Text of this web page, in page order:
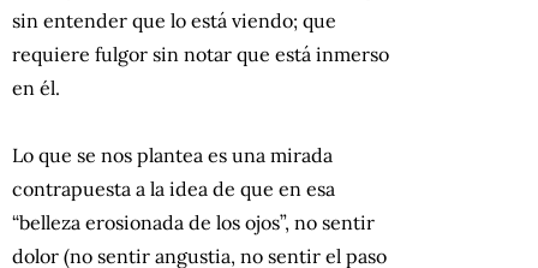
sin entender que lo está viendo; que
requiere fulgor sin notar que está inmerso
en él.
Lo que se nos plantea es una mirada
contrapuesta a la idea de que en esa
“belleza erosionada de los ojos”, no sentir
dolor (no sentir angustia, no sentir el paso